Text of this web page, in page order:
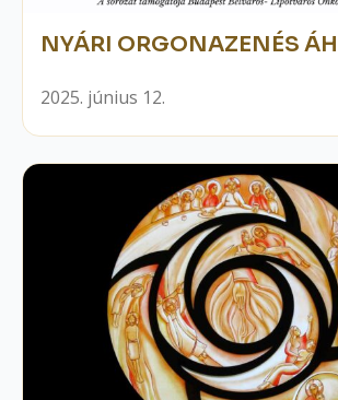
NYÁRI ORGONAZENÉS
2025. június 12.